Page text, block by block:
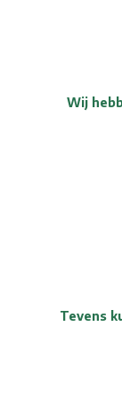
Wij
Tevens